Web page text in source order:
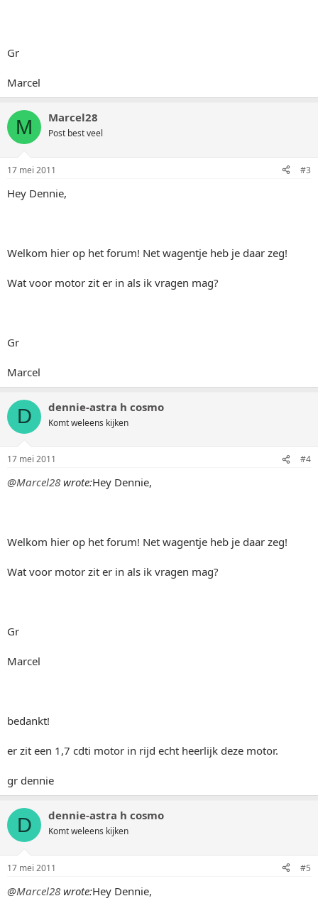
Gr
Marcel
M Marcel28
Post best veel
17 mei 2011 #3
Hey Dennie,
Welkom hier op het forum! Net wagentje heb je daar zeg!
Wat voor motor zit er in als ik vragen mag?
Gr
Marcel
D dennie-astra h cosmo
Komt weleens kijken
17 mei 2011 #4
@Marcel28 wrote:Hey Dennie,
Welkom hier op het forum! Net wagentje heb je daar zeg!
Wat voor motor zit er in als ik vragen mag?
Gr
Marcel
bedankt!
er zit een 1,7 cdti motor in rijd echt heerlijk deze motor.
gr dennie
D dennie-astra h cosmo
Komt weleens kijken
17 mei 2011 #5
@Marcel28 wrote:Hey Dennie,